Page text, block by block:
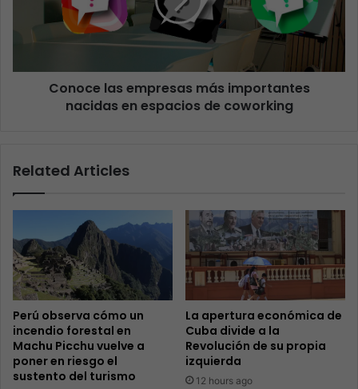
Conoce las empresas más importantes
nacidas en espacios de coworking
Related Articles
Perú observa cómo un
incendio forestal en
Machu Picchu vuelve a
poner en riesgo el
sustento del turismo
La apertura económica de
Cuba divide a la
Revolución de su propia
izquierda
12 hours ago